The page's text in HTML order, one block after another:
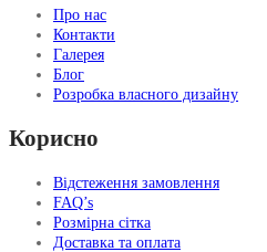
Про нас
Контакти
Галерея
Блог
Розробка власного дизайну
Корисно
Відстеження замовлення
FAQ’s
Розмірна сітка
Доставка та оплата